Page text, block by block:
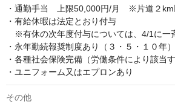
・通勤手当　上限50,000円/月　※片道２
・有給休暇は法定とおり付与
※有休の次年度付与については、4/1に一
・永年勤続報奨制度あり（３・５・１０年）
・各種社会保険完備（労働条件により該当
・ユニフォーム又はエプロンあり
その他